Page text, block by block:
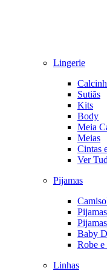
Lingerie
Sutiãs
Kits
Body
Meia
Meias
Cintas
Ver
Pijamas
Pijamas
Baby
Robe
Linhas